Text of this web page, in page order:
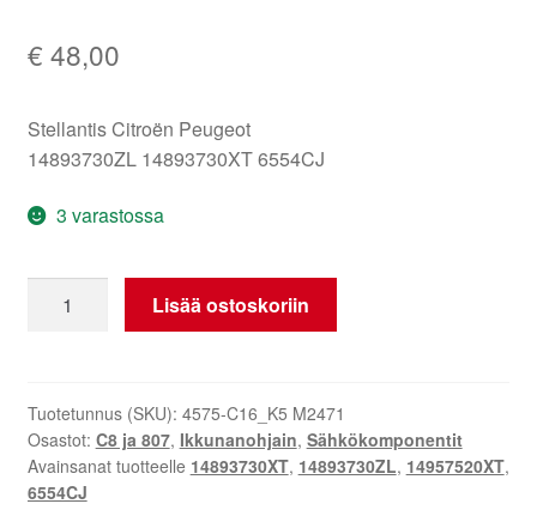
€ 48,00
Stellantis Citroën Peugeot
14893730ZL 14893730XT 6554CJ
3 varastossa
Citroën
C8
Peugeot
807
Lisää ostoskoriin
Tuotetunnus (SKU): 4575-C16_K5 M2471
Osastot: C8 ja 807, Ikkunanohjain, Sähkökomponentit
Avainsanat tuotteelle 14893730XT, 14893730ZL, 14957520XT,
6554CJ